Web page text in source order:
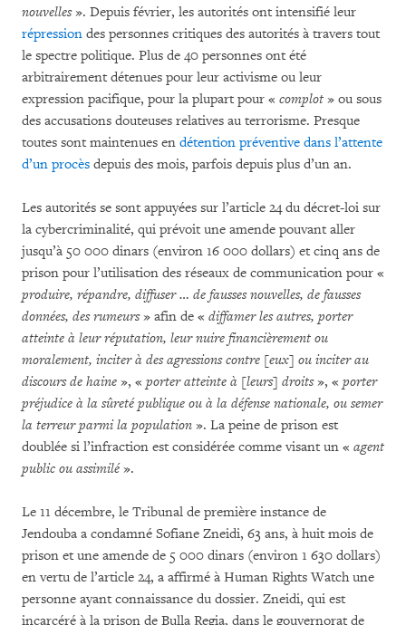
nouvelles ». Depuis février, les autorités ont intensifié leur
répression des personnes critiques des autorités à travers tout
le spectre politique. Plus de 40 personnes ont été
arbitrairement détenues pour leur activisme ou leur
expression pacifique, pour la plupart pour « complot » ou sous
des accusations douteuses relatives au terrorisme. Presque
toutes sont maintenues en détention préventive dans l’attente
d’un procès depuis des mois, parfois depuis plus d’un an.
Les autorités se sont appuyées sur l’article 24 du décret-loi sur
la cybercriminalité, qui prévoit une amende pouvant aller
jusqu’à 50 000 dinars (environ 16 000 dollars) et cinq ans de
prison pour l’utilisation des réseaux de communication pour «
produire, répandre, diffuser … de fausses nouvelles, de fausses
données, des rumeurs » afin de « diffamer les autres, porter
atteinte à leur réputation, leur nuire financièrement ou
moralement, inciter à des agressions contre [eux] ou inciter au
discours de haine », « porter atteinte à [leurs] droits», « porter
préjudice à la sûreté publique ou à la défense nationale, ou semer
la terreurparmi la population ». La peine de prison est
doublée si l’infraction est considérée comme visant un « agent
public ou assimilé ».
Le 11 décembre, le Tribunal de première instance de
Jendouba a condamné Sofiane Zneidi, 63 ans, à huit mois de
prison et une amende de 5 000 dinars (environ 1 630 dollars)
en vertu de l’article 24, a affirmé à Human Rights Watch une
personne ayant connaissance du dossier. Zneidi, qui est
incarcéré à la prison de Bulla Regia, dans le gouvernorat de